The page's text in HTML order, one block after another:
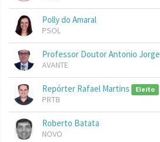
Polly do Amaral
PSOL
Professor Doutor Antonio Jorge
AVANTE
Repórter Rafael Martins Eleito
PRTB
Roberto Batata
NOVO